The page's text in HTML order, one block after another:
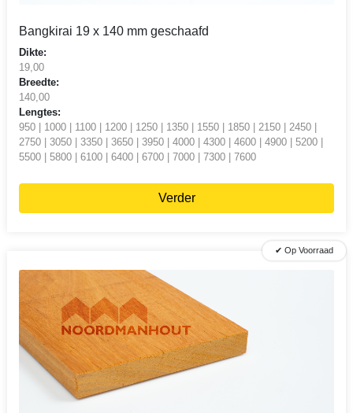
Bangkirai 19 x 140 mm geschaafd
Dikte:
19,00
Breedte:
140,00
Lengtes:
950 | 1000 | 1100 | 1200 | 1250 | 1350 | 1550 | 1850 | 2150 | 2450 |
2750 | 3050 | 3350 | 3650 | 3950 | 4000 | 4300 | 4600 | 4900 | 5200 |
5500 | 5800 | 6100 | 6400 | 6700 | 7000 | 7300 | 7600
Verder
✔ Op Voorraad